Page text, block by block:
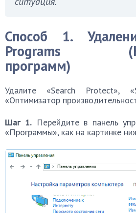
Способ 1.
Programs
программ)
Удалите «Search Protect»,
«Оптимизатор
Шаг 1. Перейдите в панель
«Программы», как на картинке